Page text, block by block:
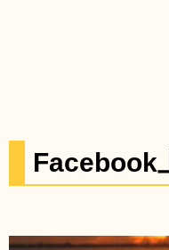
Facebook